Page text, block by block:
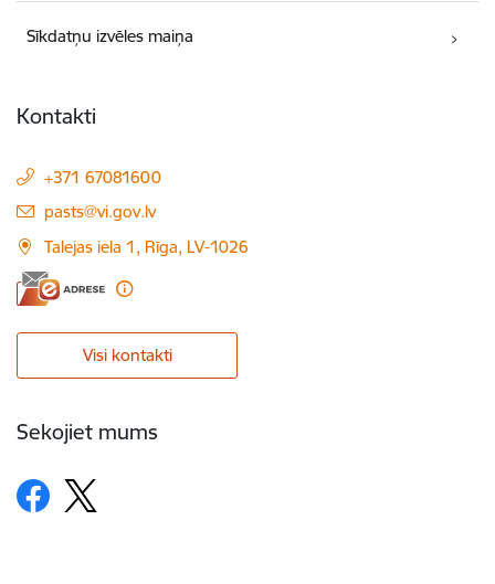
Sīkdatņu izvēles maiņa
Kontakti
+371 67081600
E-pasts:
pasts@vi.gov.lv
Talejas iela 1, Rīga, LV-1026
Visi kontakti
Sekojiet mums